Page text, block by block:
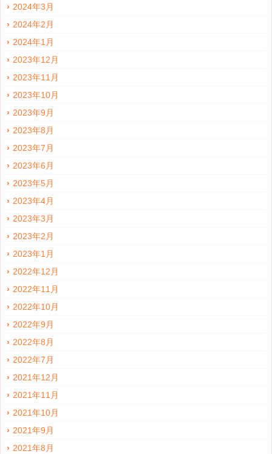
2024年3月
2024年2月
2024年1月
2023年12月
2023年11月
2023年10月
2023年9月
2023年8月
2023年7月
2023年6月
2023年5月
2023年4月
2023年3月
2023年2月
2023年1月
2022年12月
2022年11月
2022年10月
2022年9月
2022年8月
2022年7月
2021年12月
2021年11月
2021年10月
2021年9月
2021年8月